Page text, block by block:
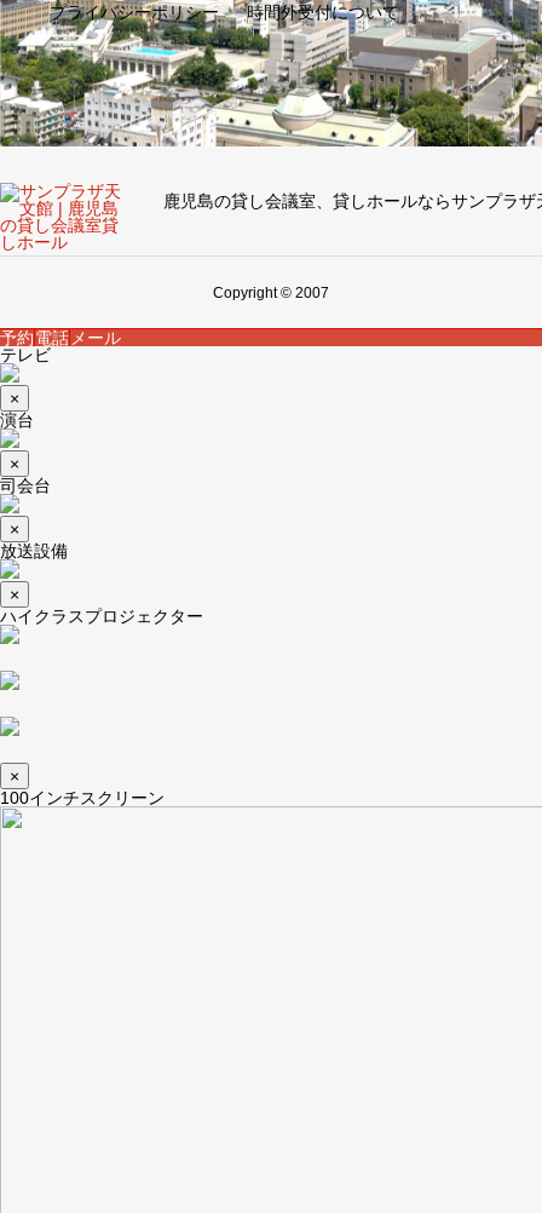
プライバシーポリシー 時間外受付について
鹿児島の貸し会議室、貸しホールならサンプラザ
Copyright © 2007
予約電話 メール
テレビ
×
演台
×
司会台
×
放送設備
×
ハイクラスプロジェクター
×
100インチスクリーン